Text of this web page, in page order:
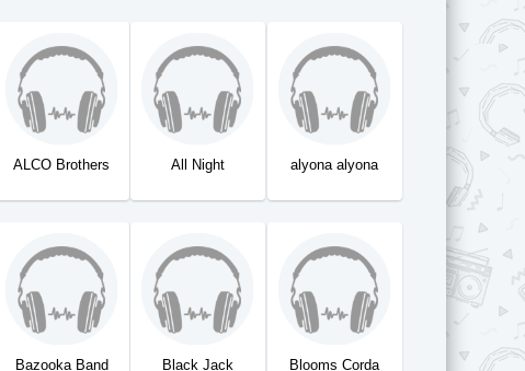
ALCO Brothers All Night alyona alyona
Bazooka Band Black Jack Blooms Corda